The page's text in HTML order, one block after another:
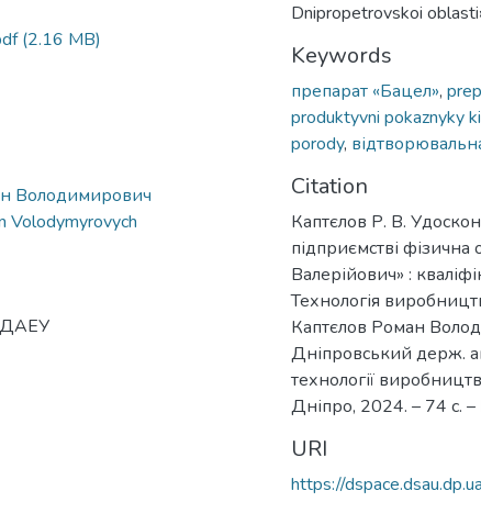
(2.16 MB)
Володимирович
Volodymyrovych
ДАЕУ
Dnipropetrovskoi
Keywords
препарат «Бацел»,
produktyvni pokaznyky
porody,
Citation
Каптєлов Р. В.
підприємстві
Валерійович» :
Технологія
Каптєлов Роман
Дніпровський держ.
технології
Дніпро, 2024. – 74 с.
URI
https://